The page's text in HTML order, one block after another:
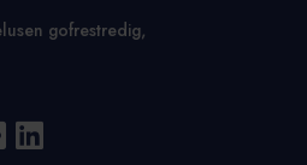
gofrestredig,